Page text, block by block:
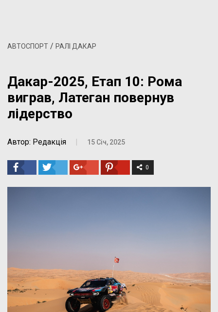
АВТОСПОРТ / РАЛІ ДАКАР
Дакар-2025, Етап 10: Рома
виграв, Латеган повернув
лідерство
Автор: Редакція | 15 Січ, 2025
0